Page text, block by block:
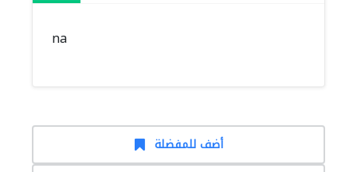
na
أضف للمفضلة